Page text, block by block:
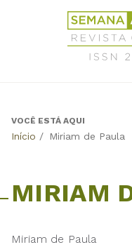
Revista
Científica
Semana
6717
Back
VOCÊ ESTÁ AQUI
Início / Miriam de Paula
MIRIAM
Miriam de Paula